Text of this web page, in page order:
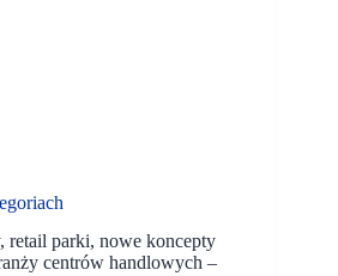
retail parki, nowe koncepty
centrów handlowych –